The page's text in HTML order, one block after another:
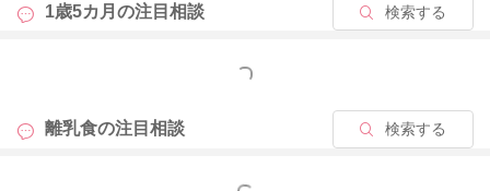
1歳5カ月の注目相談 検索する
もっと見る
離乳食の注目相談 検索する